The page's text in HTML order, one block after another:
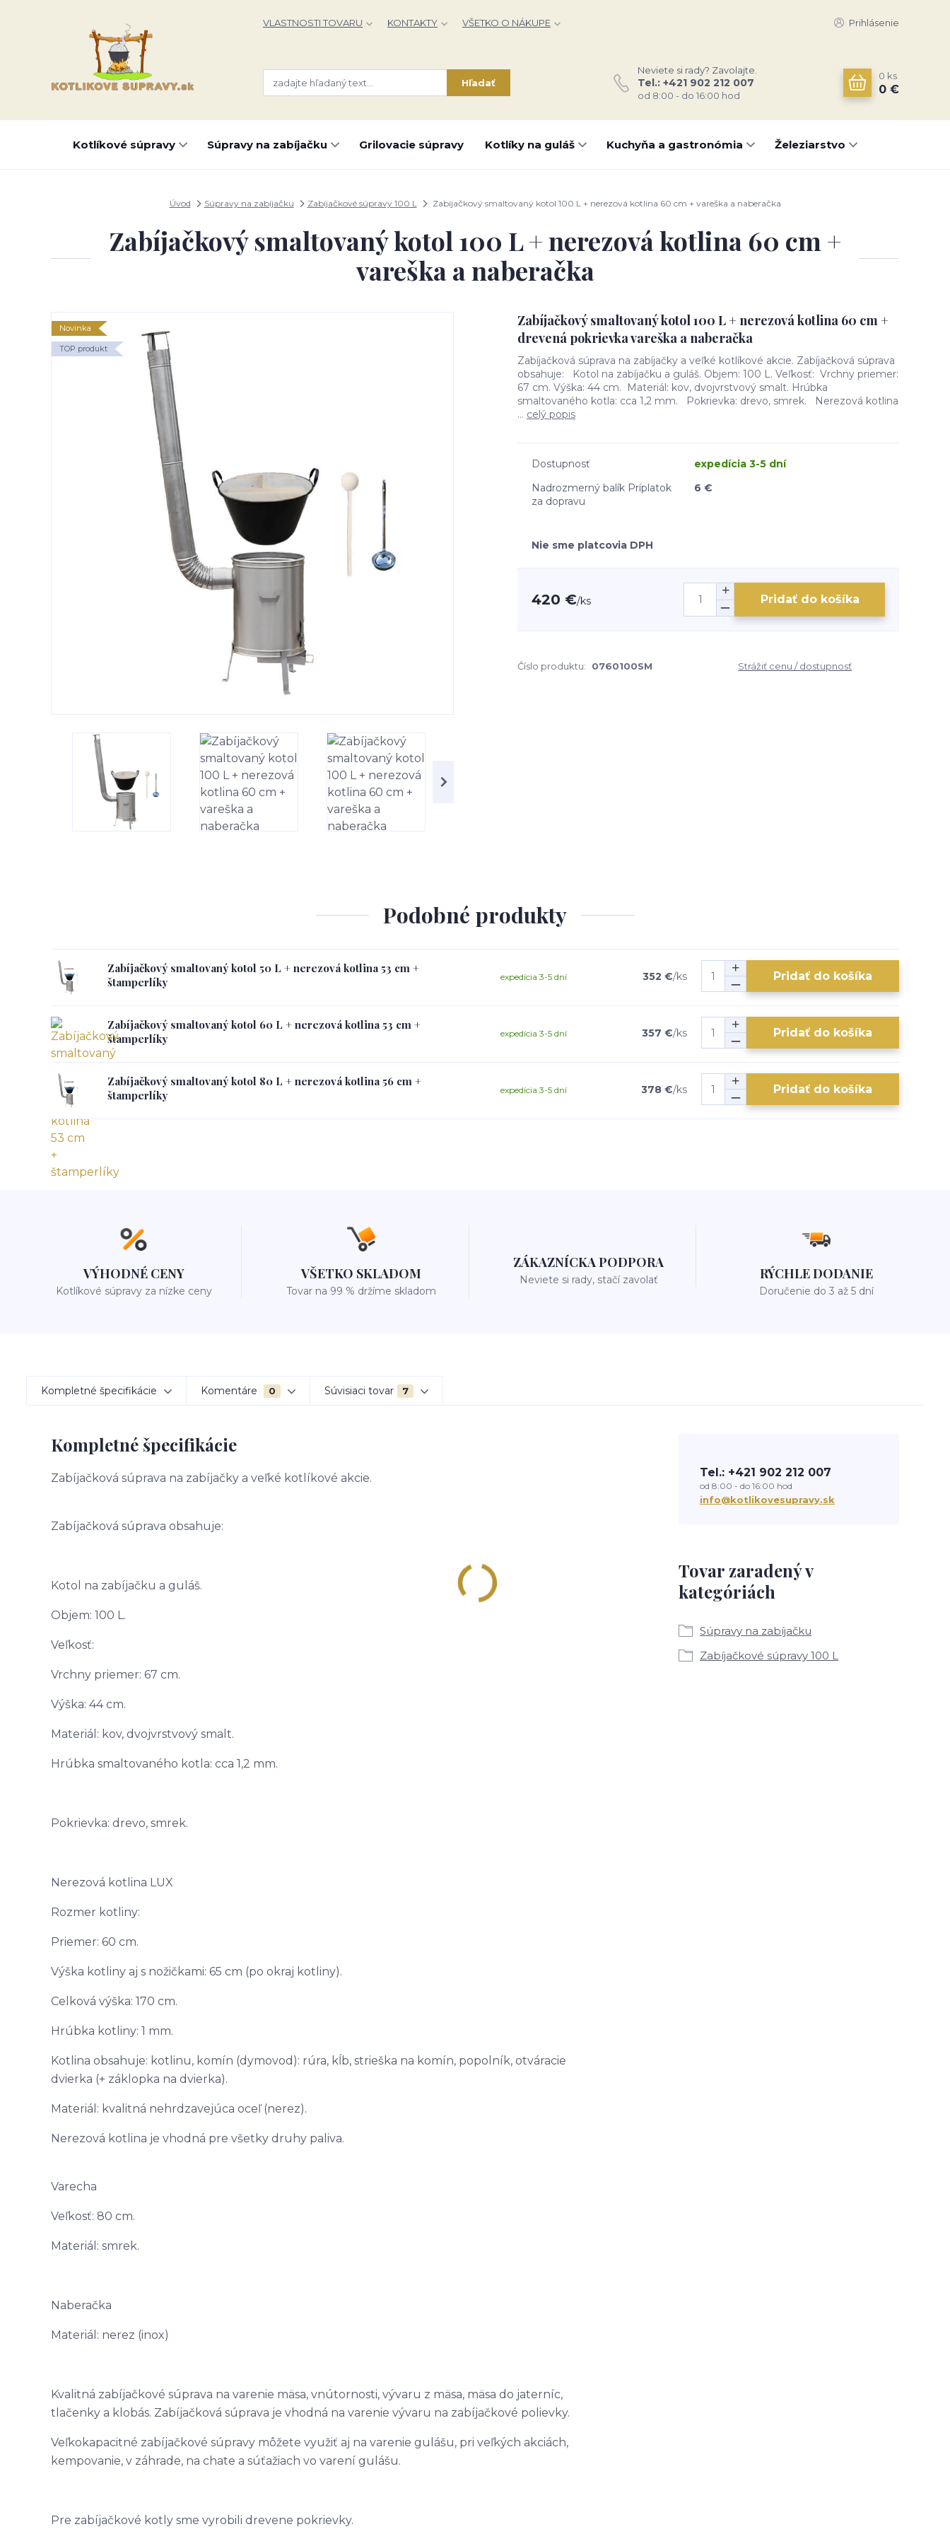
VLASTNOSTI TOVARU KONTAKTY VŠETKO O NÁKUPE Prihlásenie
Hľadať
Neviete si rady? Zavolajte.
Tel.: +421 902 212 007
od 8:00 - do 16:00 hod
0 ks
0 €
Kotlíkové súpravy Súpravy na zabíjačku Grilovacie súpravy Kotlíky na guláš Kuchyňa a gastronómia Železiarstvo
Úvod Súpravy na zabíjačku Zabíjačkové súpravy 100 L Zabíjačkový smaltovaný kotol 100 L + nerezová kotlina 60 cm + vareška a naberačka
Zabíjačkový smaltovaný kotol 100 L + nerezová kotlina 60 cm +
vareška a naberačka
Novinka
TOP produkt
Zabíjačkový smaltovaný kotol 100 L + nerezová kotlina 60 cm +
drevená pokrievka vareška a naberačka
Zabíjačková súprava na zabíjačky a veľké kotlíkové akcie. Zabíjačková súprava
obsahuje: Kotol na zabíjačku a guláš. Objem: 100 L. Veľkosť: Vrchny priemer:
67 cm. Výška: 44 cm. Materiál: kov, dvojvrstvový smalt. Hrúbka
smaltovaného kotla: cca 1,2 mm. Pokrievka: drevo, smrek. Nerezová kotlina
... celý popis
Dostupnosť
expedícia 3-5 dní
Nadrozmerný balík Príplatok
za dopravu
6 €
Nie sme platcovia DPH
420 €/ks Pridať do košíka
Číslo produktu: 0760100SM Strážiť cenu / dostupnosť
Podobné produkty
Zabíjačkový smaltovaný kotol 50 L + nerezová kotlina 53 cm +
štamperlíky
352 €/ks
expedícia 3-5 dní Pridať do košíka
Zabíjačkový smaltovaný kotol 60 L + nerezová kotlina 53 cm +
štamperlíky
357 €/ks
expedícia 3-5 dní Pridať do košíka
Zabíjačkový smaltovaný kotol 80 L + nerezová kotlina 56 cm +
štamperlíky
378 €/ks
expedícia 3-5 dní Pridať do košíka
VÝHODNÉ CENY
Kotlíkové súpravy za nízke ceny
VŠETKO SKLADOM
Tovar na 99 % držíme skladom
ZÁKAZNÍCKA PODPORA
Neviete si rady, stačí zavolať RÝCHLE DODANIE
Doručenie do 3 až 5 dní
Kompletné špecifikácie Komentáre 0 Súvisiaci tovar 7
Kompletné špecifikácie
Zabíjačková súprava na zabíjačky a veľké kotlíkové akcie.
Zabíjačková súprava obsahuje:
Kotol na zabíjačku a guláš.
Objem: 100 L.
Veľkosť:
Vrchny priemer: 67 cm.
Výška: 44 cm.
Materiál: kov, dvojvrstvový smalt.
Hrúbka smaltovaného kotla: cca 1,2 mm.
Pokrievka: drevo, smrek.
Nerezová kotlina LUX
Rozmer kotliny:
Priemer: 60 cm.
Výška kotliny aj s nožičkami: 65 cm (po okraj kotliny).
Celková výška: 170 cm.
Hrúbka kotliny: 1 mm.
Kotlina obsahuje: kotlinu, komín (dymovod): rúra, kĺb, strieška na komín, popolník, otváracie
dvierka (+ záklopka na dvierka).
Materiál: kvalitná nehrdzavejúca oceľ (nerez).
Nerezová kotlina je vhodná pre všetky druhy paliva.
Varecha
Veľkosť: 80 cm.
Materiál: smrek.
Naberačka
Materiál: nerez (inox)
Kvalitná zabíjačkové súprava na varenie mäsa, vnútornosti, vývaru z mäsa, mäsa do jaterníc,
tlačenky a klobás. Zabíjačková súprava je vhodná na varenie vývaru na zabíjačkové polievky.
Veľkokapacitné zabíjačkové súpravy môžete využiť aj na varenie gulášu, pri veľkých akciách,
kempovanie, v záhrade, na chate a súťažiach vo varení gulášu.
Pre zabíjačkové kotly sme vyrobili drevene pokrievky.
Tovar zaradený v
kategóriách
Súpravy na zabíjačku
Zabíjačkové súpravy 100 L
Tel.: +421 902 212 007
od 8:00 - do 16:00 hod
info@kotlikovesupravy.sk